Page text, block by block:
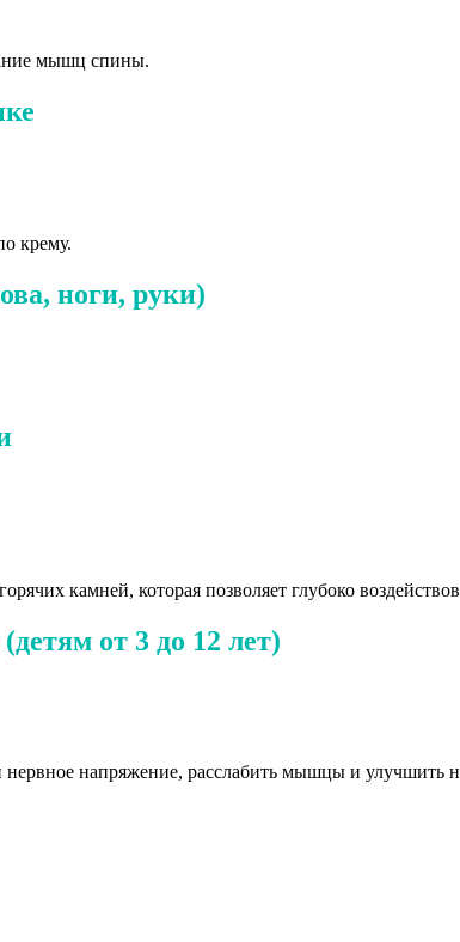
мышц спины.
крему.
ноги, руки)
камней, которая позволяет глубоко
от 3 до 12 лет)
напряжение, расслабить мышцы и улучшить